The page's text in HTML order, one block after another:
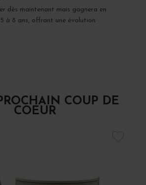
dès maintenant mais gagnera en
à 8 ans, offrant une évolution
COUP DE
COEUR